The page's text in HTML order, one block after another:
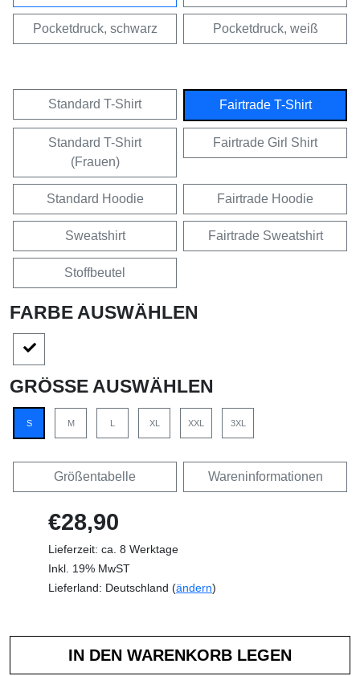
Pocketdruck, schwarz Pocketdruck, weiß
Standard T-Shirt Fairtrade T-Shirt
Standard T-Shirt
(Frauen)
Fairtrade Girl Shirt
Standard Hoodie Fairtrade Hoodie
Sweatshirt Fairtrade Sweatshirt
Stoffbeutel
FARBE AUSWÄHLEN
GRÖSSE AUSWÄHLEN
S M XL XXL 3XL
Größentabelle Wareninformationen
€28,90
Lieferzeit: ca. 8 Werktage
Inkl. 19% MwST
Lieferland: Deutschland (ändern)